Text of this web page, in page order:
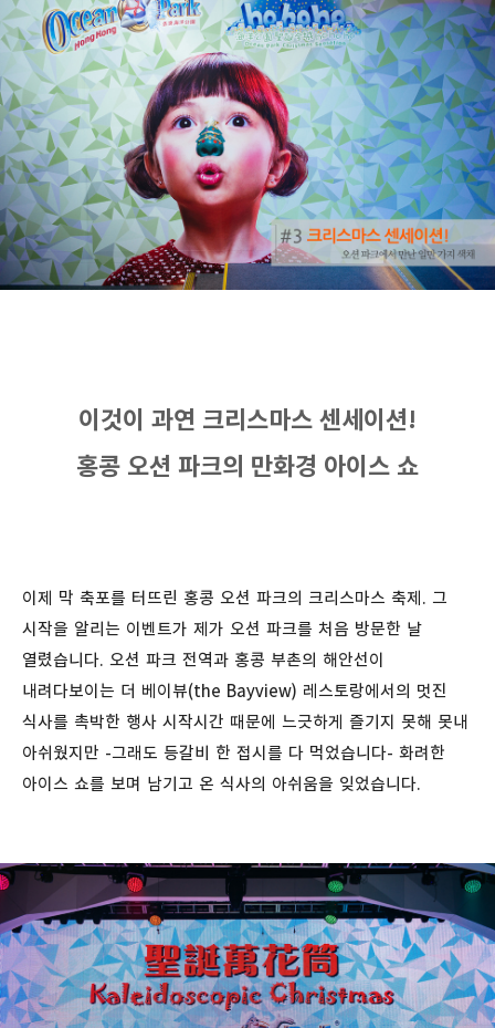
이것이 과연 크리스마스 센세이션!
홍콩 오션 파크의 만화경 아이스 쇼
이제 막 축포를 터뜨린 홍콩 오션 파크의 크리스마스 축제. 그
시작을 알리는 이벤트가 제가 오션 파크를 처음 방문한 날
열렸습니다. 오션 파크 전역과 홍콩 부촌의 해안선이
내려다보이는 더 베이뷰(the Bayview) 레스토랑에서의 멋진
식사를 촉박한 행사 시작시간 때문에 느긋하게 즐기지 못해 못내
아쉬웠지만 -그래도 등갈비 한 접시를 다 먹었습니다- 화려한
아이스 쇼를 보며 남기고 온 식사의 아쉬움을 잊었습니다.